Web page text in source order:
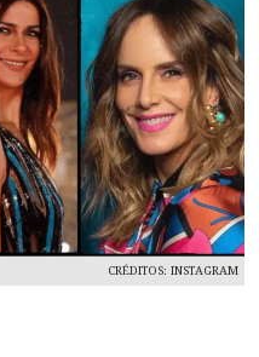
CRÉDITOS: INSTAGRAM